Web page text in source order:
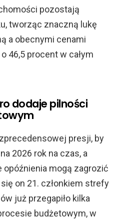
pozostają
tworząc znaczną lukę
a obecnymi cenami
46,5 procent w całym
dodaje pilności
presji, by
2026 rok na czas, a
mogą zagrozić
on 21. członkiem strefy
już przegapiło kilka
budżetowym, w